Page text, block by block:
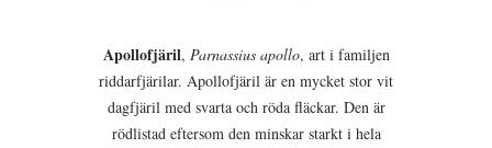
Apollofjäril, Parnassius apollo, art i familjen
riddarfjärilar. Apollofjäril är en mycket stor vit
dagfjäril med svarta och röda fläckar. Den är
rödlistad eftersom den minskar starkt i hela